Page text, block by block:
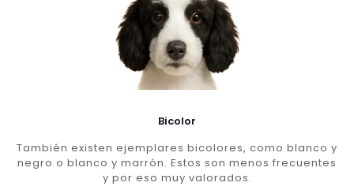
Bicolor
También existen ejemplares bicolores, como blanco y
negro o blanco y marrón. Estos son menos frecuentes
y por eso muy valorados.